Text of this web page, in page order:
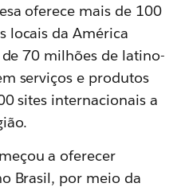
oferece mais de 100
locais da América
70 milhões de latino-
serviços e produtos
sites internacionais a
a oferecer
Brasil, por meio da